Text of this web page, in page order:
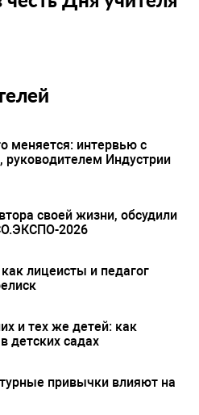
меняется: интервью с
Индустрии
своей жизни, обсудили
2026
лицеисты и педагог
и тех же детей: как
детских садах
привычки влияют на